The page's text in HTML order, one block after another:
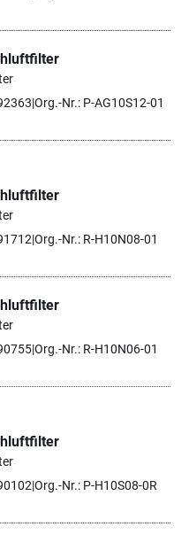
Org.-Nr.: P-AG10S12-01
Org.-Nr.: R-H10N08-01
Org.-Nr.: R-H10N06-01
Org.-Nr.: P-H10S08-0R